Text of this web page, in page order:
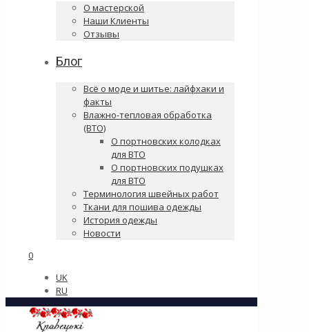
О мастерской
Наши Клиенты
Отзывы
Блог
Всё о моде и шитье: лайфхаки и
факты
Влажно-тепловая обработка
(ВТО)
О портновских колодках
для ВТО
О портновских подушках
для ВТО
Терминология швейных работ
Ткани для пошива одежды
История одежды
Новости
0
UK
RU